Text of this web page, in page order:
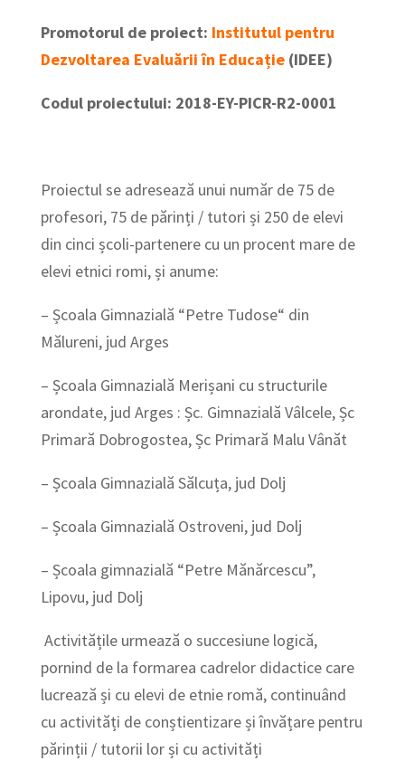
Promotorul de proiect: Institutul pentru
Dezvoltarea Evaluării în Educație(IDEE)
Codul proiectului: 2018-EY-PICR-R2-0001
Proiectul se adresează unui număr de 75 de
profesori, 75 de părinți / tutori și 250 de elevi
din cinci școli-partenere cu un procent mare de
elevi etnici romi, și anume:
– Școala Gimnazială “Petre Tudose“ din
Mălureni, jud Arges
– Școala Gimnazială Merișani cu structurile
arondate, jud Arges : Șc. Gimnazială Vâlcele, Șc
Primară Dobrogostea, Șc Primară Malu Vânăt
– Școala Gimnazială Sălcuța, jud Dolj
– Școala Gimnazială Ostroveni, jud Dolj
– Școala gimnazială “Petre Mănărcescu”,
Lipovu, jud Dolj
Activitățile urmează o succesiune logică,
pornind de la formarea cadrelor didactice care
lucrează și cu elevi de etnie romă, continuând
cu activități de conștientizare și învățare pentru
părinții / tutorii lor și cu activități